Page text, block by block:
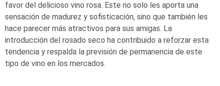
favor del delicioso vino rosa. Este no solo les aporta una
sensación de madurez y sofisticación, sino que también les
hace parecer más atractivos para sus amigas. La
introducción del rosado seco ha contribuido a reforzar esta
tendencia y respalda la previsión de permanencia de este
tipo de vino en los mercados.